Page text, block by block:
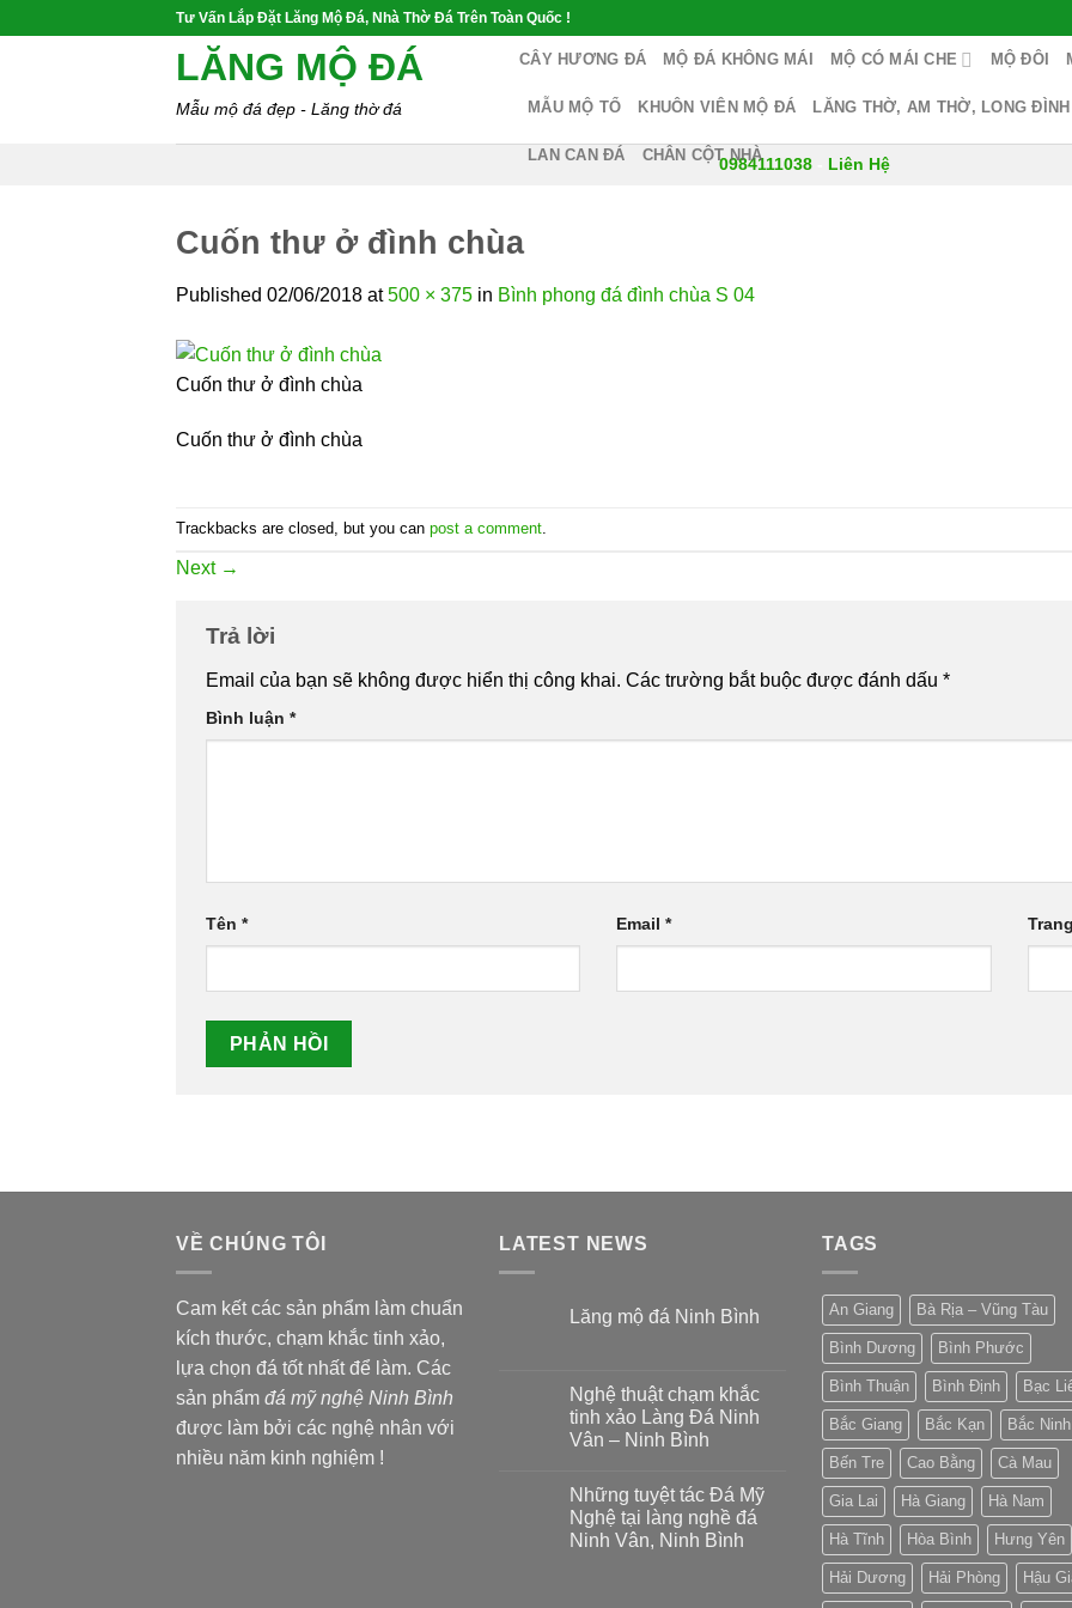
Tư Vấn Lắp Đặt Lăng Mộ Đá, Nhà Thờ Đá Trên Toàn Quốc !
LĂNG MỘ ĐÁ
Mẫu mộ đá đẹp - Lăng thờ đá
CÂY HƯƠNG ĐÁ MỘ ĐÁ KHÔNG MÁI MỘ CÓ MÁI CHE MỘ ĐÔI
MẪU MỘ TỔ KHUÔN VIÊN MỘ ĐÁ LĂNG THỜ, AM THỜ, LONG ĐÌNH
LAN CAN ĐÁ CHÂN CỘT NHÀ
0984111038- Liên Hệ
Cuốn thư ở đình chùa
Published 02/06/2018 at500 × 375 in Bình phong đá đình chùa S 04
Cuốn thư ở đình chùa
Cuốn thư ở đình chùa
Trackbacks are closed, but you can post a comment
Next →
Trả lời
Email của bạn sẽ không được hiển thị công khai. Các trường bắt buộc được đánh dấu *
Bình luận *
Tên * Email*
VỀ CHÚNG TÔI
Cam kết các sản phẩm làm chuẩn
kích thước, chạm khắc tinh xảo,
lựa chọn đá tốt nhất để làm. Các
sản phẩm đá mỹ nghệ Ninh Bình
được làm bởi các nghệ nhân với
nhiều năm kinh nghiệm !
LATEST NEWS
Lăng mộ đá Ninh Bình
Nghệ thuật chạm khắc
tinh xảo Làng Đá Ninh
Vân – Ninh Bình
Những tuyệt tác Đá Mỹ
Nghệ tại làng nghề đá
Ninh Vân, Ninh Bình
TAGS
An Giang Bà Rịa – Vũng Tàu
Bình Dương Bình Phước
Bình Thuận Bình Định Bạc
Bắc Giang Bắc Kạn Bắc Ninh
Bến Tre Cao Bằng Cà Mau
Gia Lai Hà Giang Hà Nam
Hà Tĩnh Hòa Bình Hưng Yên
Hải Dương Hải Phòng Hậu